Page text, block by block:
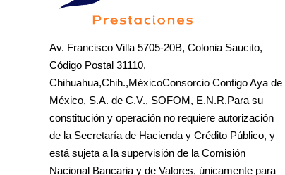
Av. Francisco Villa 5705-20B, Colonia Saucito,
Código Postal 31110,
Chihuahua,Chih.,MéxicoConsorcio Contigo Aya de
México, S.A. de C.V., SOFOM, E.N.R.Para su
constitución y operación no requiere autorización
de la Secretaría de Hacienda y Crédito Público, y
está sujeta a la supervisión de la Comisión
Nacional Bancaria y de Valores, únicamente para